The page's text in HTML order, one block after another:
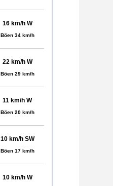
16 km/h W
Böen 34 km/h
22 km/h W
Böen 29 km/h
11 km/h W
Böen 20 km/h
10 km/h SW
Böen 17 km/h
10 km/h W